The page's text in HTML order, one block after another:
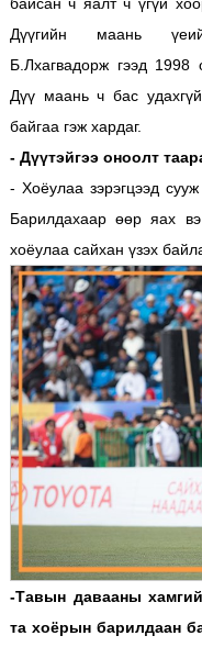
байсан ч яалт ч үгүй
Дүүгийн маань
Б.Лхагвадорж гээд 1998
Дүү маань ч бас
байгаа гэж хардаг.
- Дүүтэйгээ оноолт
- Хоёулаа зэрэгцээд
Барилдахаар өөр яах
хоёулаа сайхан үзэх
-Тавын давааны
та хоёрын барилдаан